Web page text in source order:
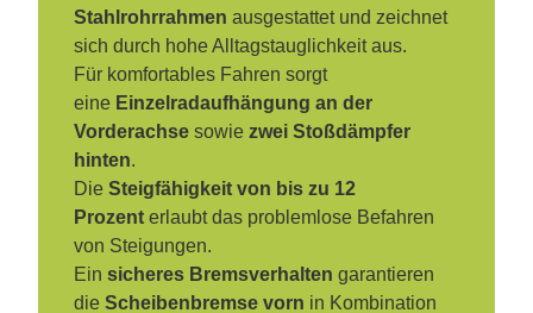
Stahlrohrrahmen ausgestattet und zeichnet
sich durch hohe Alltagstauglichkeit aus.
Für komfortables Fahren sorgt
eine Einzelradaufhängung an der
Vorderachse sowiezwei Stoßdämpfer
hinten.
DieSteigfähigkeit von bis zu 12
Prozent erlaubt das problemlose Befahren
von Steigungen.
Einsicheres Bremsverhalten garantieren
dieScheibenbremse vorn in Kombination